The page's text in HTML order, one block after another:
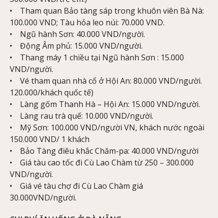
• Tham quan Bảo tàng sáp trong khuôn viên Bà Nà:
100.000 VND; Tàu hỏa leo núi: 70.000 VND.
• Ngũ hành Sơn: 40.000 VND/người.
• Động Âm phủ: 15.000 VND/người.
• Thang máy 1 chiều tại Ngũ hành Sơn : 15.000
VND/người.
• Vé tham quan nhà cổ ở Hội An: 80.000 VND/người.
120.000/khách quốc tế)
• Làng gốm Thanh Hà – Hội An: 15.000 VND/người.
• Làng rau trà quế: 10.000 VND/người.
• Mỹ Sơn: 100.000 VND/người VN, khách nước ngoài
150.000 VND/ 1 khách
• Bảo Tàng điêu khắc Chăm-pa: 40.000 VND/người
• Giá tàu cao tốc đi Cù Lao Chàm từ 250 – 300.000
VND/người.
• Giá vé tàu chợ đi Cù Lao Chàm giá
30.000VND/người.